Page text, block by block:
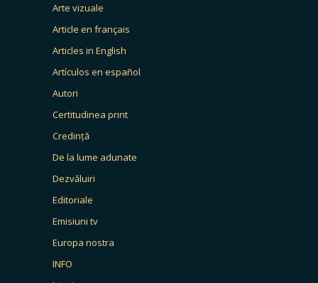
Arte vizuale
Article en français
Articles in English
Artículos en español
Autori
Certitudinea print
Credință
De la lume adunate
Dezvăluiri
Editoriale
Emisiuni tv
Europa nostra
INFO